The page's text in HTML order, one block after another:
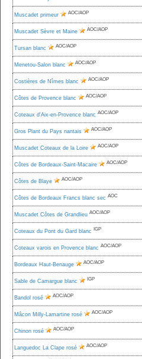
Muscadet primeur AOC/AOP
Muscadet Sèvre et Maine AOC/AOP
Tursan blanc AOC/AOP
Menetou-Salon blanc AOC/AOP
Costières de Nîmes blanc AOC/AOP
Côtes de Provence blanc AOC/AOP
Coteaux d'Aix-en-Provence blanc AOC/AOP
Gros Plant du Pays nantais AOC/AOP
Muscadet Coteaux de la Loire AOC/AOP
Côtes de Bordeaux-Saint-Macaire AOC/AOP
Côtes de Blaye AOC/AOP
Côtes de Bordeaux Francs blanc sec AOC
Muscadet Côtes de Grandlieu AOC/AOP
Coteaux du Pont du Gard blanc IGP
Coteaux varois en Provence blanc AOC/AOP
Bordeaux Haut-Benauge AOC/AOP
Sable de Camargue blanc IGP
Bandol rosé AOC/AOP
Mâcon Milly-Lamartine rosé AOC/AOP
Chinon rosé AOC/AOP
Languedoc La Clape rosé AOC/AOP